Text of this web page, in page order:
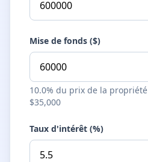
Mise de fonds ($)
10.0% du prix de la propriété
$35,000
Taux d'intérêt (%)